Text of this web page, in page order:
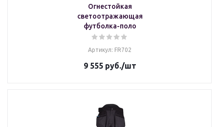
Огнестойкая
светоотражающая
футболка-поло
Артикул: FR702
9 555руб./шт